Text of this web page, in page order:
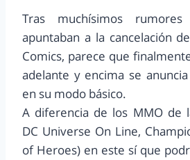
Tras muchísimos
apuntaban a la cancelación
Comics, parece que
adelante y encima se
en su modo básico.
A diferencia de los MMO de
DC Universe On Line,
of Heroes) en este sí que